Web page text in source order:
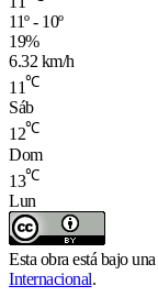
11º - 10º
19%
6.32 km/h
11℃
Sáb
12℃
Dom
13℃
Lun
Esta obra está bajo una
Internacional.